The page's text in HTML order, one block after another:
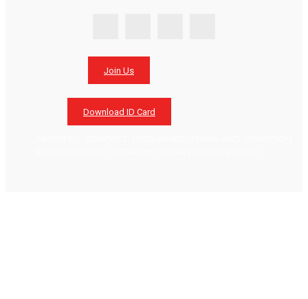
Join Us
Download ID Card